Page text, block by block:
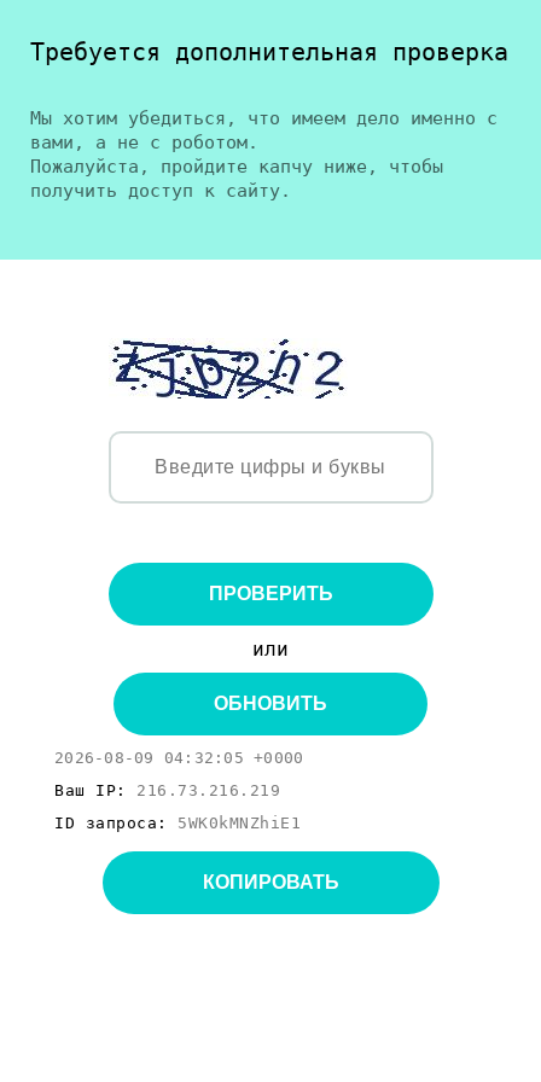
Требуется дополнительная проверка
Мы хотим убедиться, что имеем дело именно с
вами, а не с роботом.
Пожалуйста, пройдите капчу ниже, чтобы
получить доступ к сайту.
ПРОВЕРИТЬ
или
ОБНОВИТЬ
2026-08-09 04:32:05 +0000
Ваш IP: 216.73.216.219
ID запроса: 5WK0kMNZhiE1
КОПИРОВАТЬ